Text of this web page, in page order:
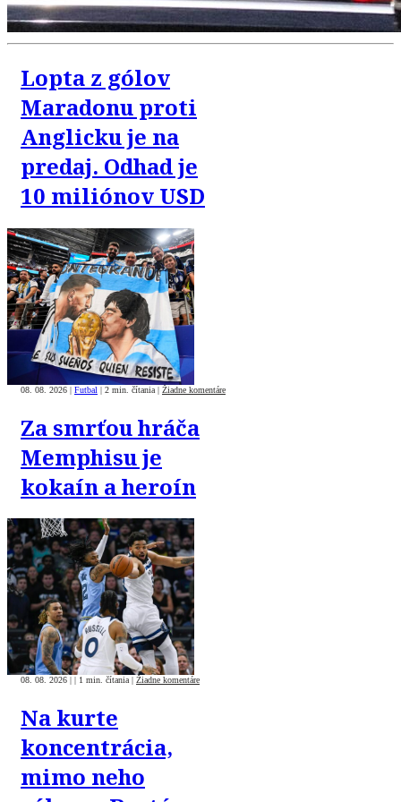
Lopta z gólov
Maradonu proti
Anglicku je na
predaj. Odhad je
10 miliónov USD
08. 08. 2026 | Futbal | 2 min. čítania | Žiadne komentáre
Za smrťou hráča
Memphisu je
kokaín a heroín
08. 08. 2026 1 min. čítania Žiadne komentáre
Na kurte
koncentrácia,
mimo neho